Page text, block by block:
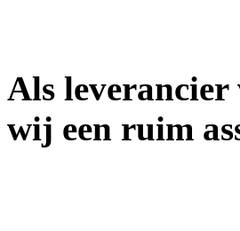
Als
wij een ruim